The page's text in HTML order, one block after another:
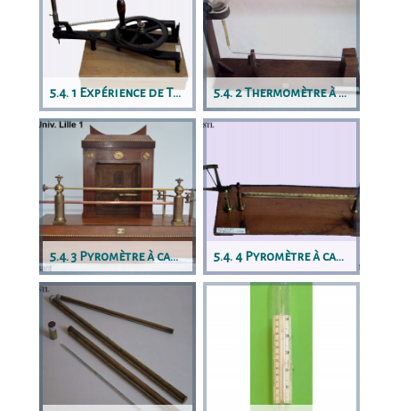
5.4. 1 Expérience de Tyndall 5.4. 2 Thermomètre à air de Riess
5.4. 3 Pyromètre à cadran 5.4. 4 Pyromètre à cadran